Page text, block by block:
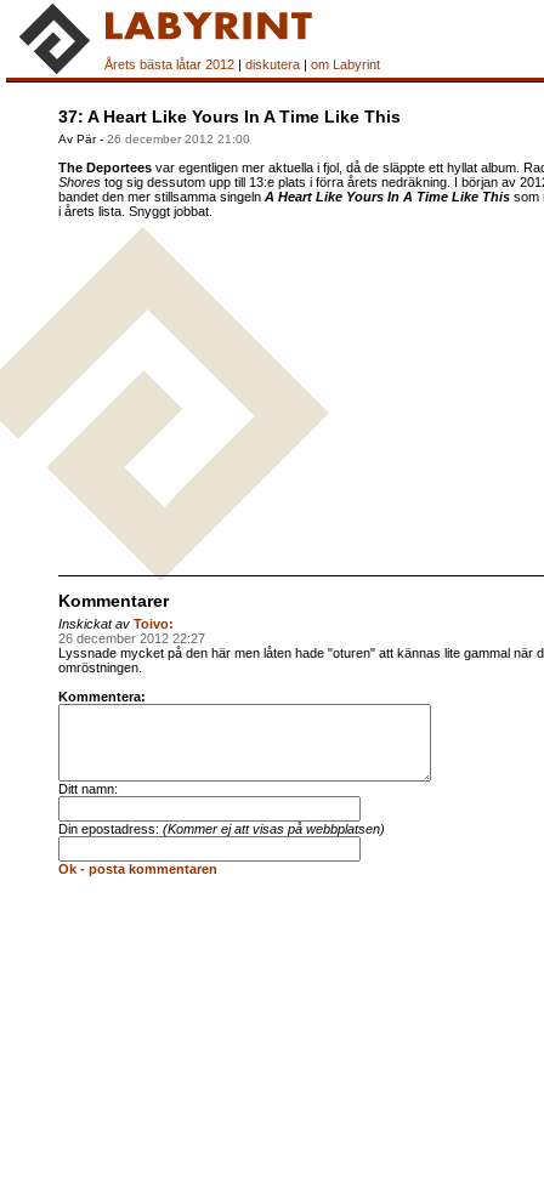
Årets bästa låtar 2012 | diskutera | om Labyrint
37: A Heart Like Yours In A Time Like This
Av Pär- 26 december 2012 21:00
The Deportees var egentligen mer aktuella i fjol, då de släppte ett hyllat album.
Shores tog sig dessutom upp till 13:e plats i förra årets nedräkning. I början av
bandet den mer stillsamma singeln A Heart Like Yours In A Time Like This som
i årets lista. Snyggt jobbat.
Kommentarer
Inskickat av Toivo:
26 december 2012 22:27
Lyssnade mycket på den här men låten hade "oturen" att kännas lite gammal när
omröstningen.
Kommentera:
Ditt namn:
Din epostadress: (Kommer ej att visas på webbplatsen)
Ok - posta kommentaren